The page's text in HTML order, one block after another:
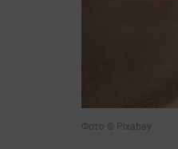
Фото © Pixabay